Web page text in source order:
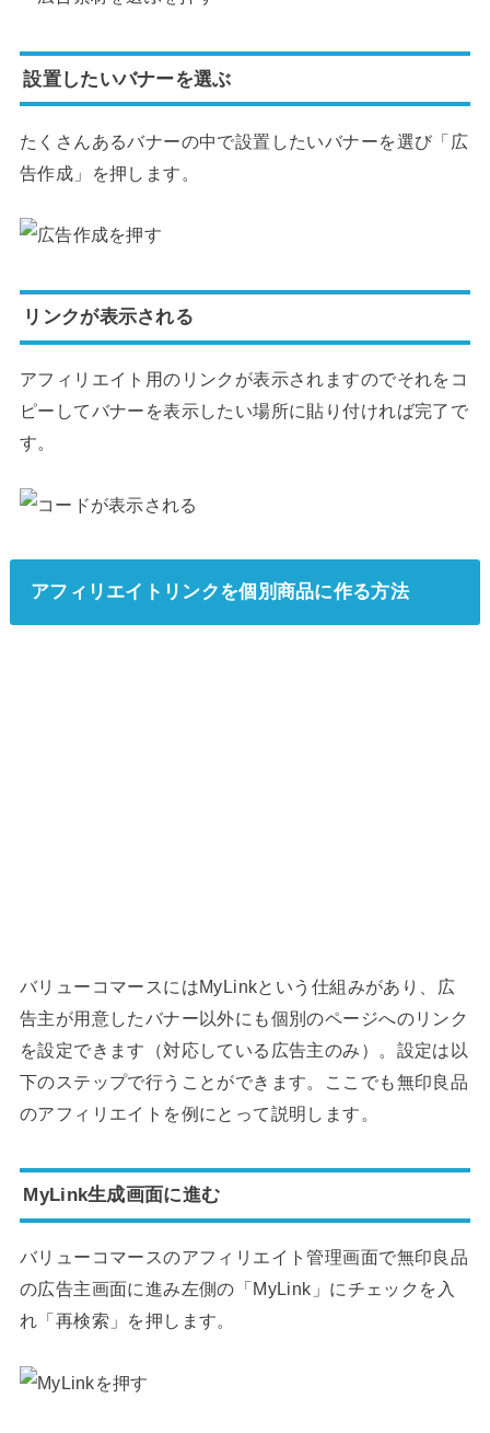
設置したいバナーを選ぶ
たくさんあるバナーの中で設置したいバナーを選び「広
告作成」を押します。
リンクが表示される
アフィリエイト用のリンクが表示されますのでそれをコ
ピーしてバナーを表示したい場所に貼り付ければ完了で
す。
アフィリエイトリンクを個別商品に作る方法
バリューコマースにはMyLinkという仕組みがあり、広
告主が用意したバナー以外にも個別のページへのリンク
を設定できます（対応している広告主のみ）。設定は以
下のステップで行うことができます。ここでも無印良品
のアフィリエイトを例にとって説明します。
MyLink生成画面に進む
バリューコマースのアフィリエイト管理画面で無印良品
の広告主画面に進み左側の「MyLink」にチェックを入
れ「再検索」を押します。